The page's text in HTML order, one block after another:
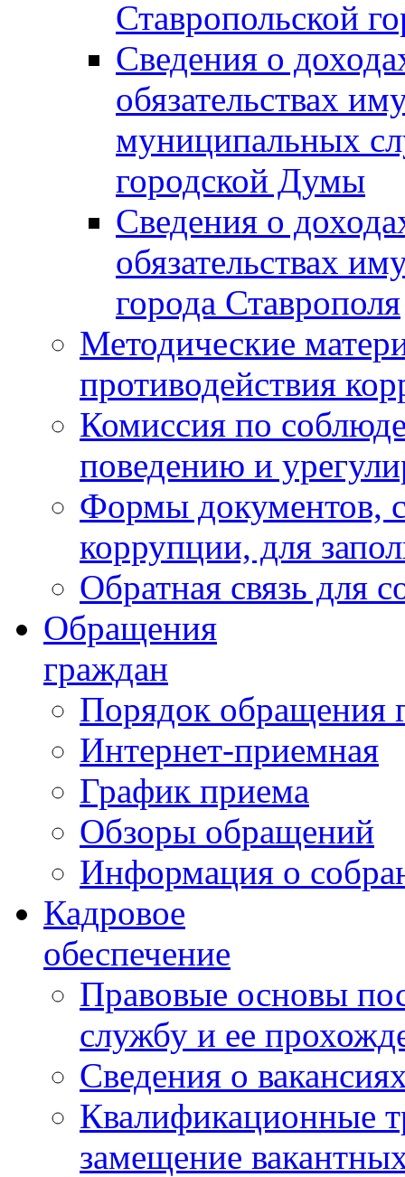
Ставропольской
Сведения о
обязательствах
муниципальных
городской Думы
Сведения о
обязательствах
города Ставрополя
Методические
противодействия
Комиссия по
поведению и
Формы документов,
коррупции, для
Обратная связь для
Обращения
граждан
Порядок обращения
Интернет-приемная
График приема
Обзоры обращений
Информация о
Кадровое
обеспечение
Правовые основы
службу и ее
Сведения о
Квалификационные
замещение